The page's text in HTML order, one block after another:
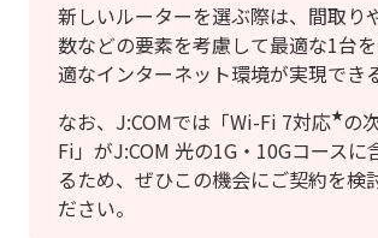
新しいルーターを選ぶ際は、間取り
数などの要素を考慮して最適な1台
適なインターネット環境が実現でき
なお、J:COMでは「Wi-Fi 7対応★の
Fi」がJ:COM 光の1G・10Gコースに
るため、ぜひこの機会にご契約を検
ださい。